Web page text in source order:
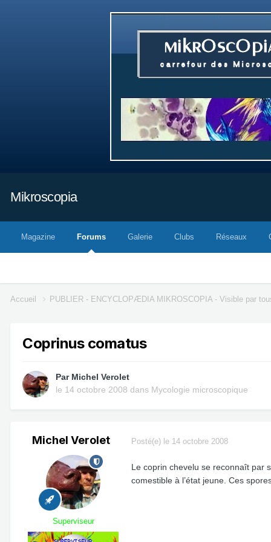
Mikroscopia
Magazine Forums Galerie Clubs Réseaux
Accueil PUBLIER - ENCYCLOPÆDIA MIKROSCOPIA - Visible par
Coprinus comatus
Par Michel Verolet
le 14 octobre 2008 dans Mycologie microscopique
Michel Verolet
Superviseur
Posté(e) le 14 octobre 2008
Le coprin chevelu se reconnaît par
comestible à l’état jeune. Ces